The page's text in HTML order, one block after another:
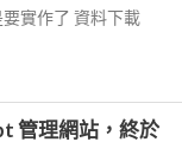
實作了 資料下載
管理網站，終於